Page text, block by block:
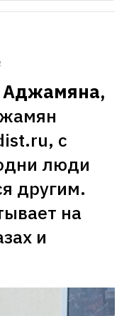
Аджамяна,
с
люди
другим.
на
и